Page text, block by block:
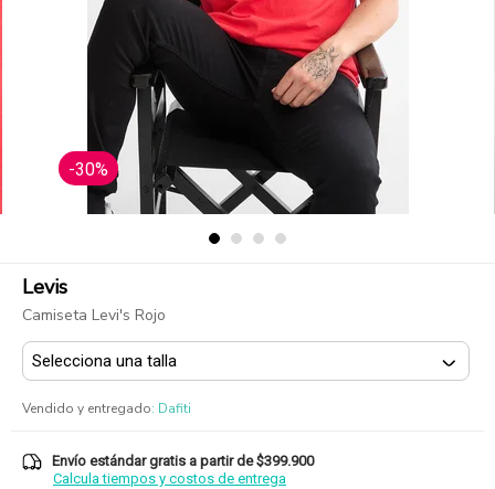
-30%
Levis
Camiseta Levi's Rojo
Vendido y entregado: Dafiti
Envío estándar gratis a partir de $399.900
Calcula tiempos y costos de entrega